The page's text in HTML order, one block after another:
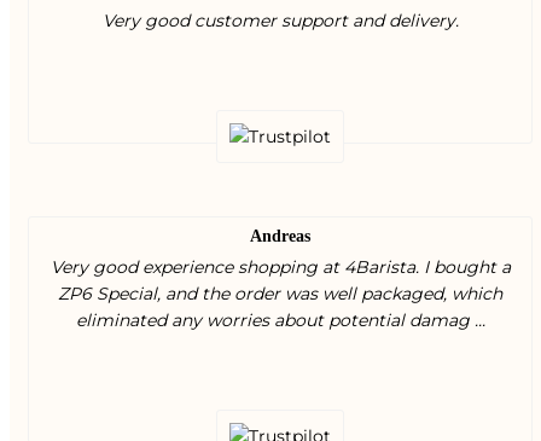
Very good customer support and delivery.
Andreas
Very good experience shopping at 4Barista. I bought a
ZP6 Special, and the order was well packaged, which
eliminated any worries about potential damag ...